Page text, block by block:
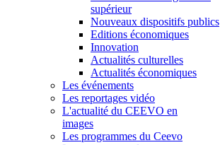
supérieur
Nouveaux dispositifs publics
Editions économiques
Innovation
Actualités culturelles
Actualités économiques
Les événements
Les reportages vidéo
L'actualité du CEEVO en
images
Les programmes du Ceevo